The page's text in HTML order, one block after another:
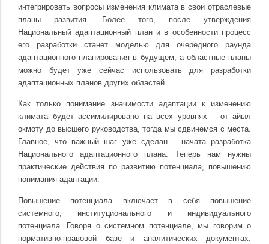
интегрировать вопросы изменения климата в свои отраслевые
планы развития. Более того, после утверждения
Национальный адаптационный план и в особенности процесс
его разработки станет моделью для очередного раунда
адаптационного планирования в будущем, а областные планы
можно будет уже сейчас использовать для разработки
адаптационных планов других областей.
Как только понимание значимости адаптации к изменению
климата будет ассимилировано на всех уровнях – от айыл
окмоту до высшего руководства, тогда мы сдвинемся с места.
Главное, что важный шаг уже сделан – начата разработка
Национального адаптационного плана. Теперь нам нужны
практические действия по развитию потенциала, повышению
понимания адаптации.
Повышение потенциала включает в себя повышение
системного, институционального и индивидуального
потенциала. Говоря о системном потенциале, мы говорим о
нормативно-правовой базе и аналитических документах.